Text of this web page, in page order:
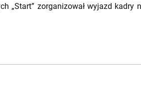
„Start” zorganizował wyjazd kadry